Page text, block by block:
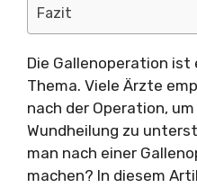
Fazit
Die Gallenoperation ist
Thema. Viele Ärzte
nach der Operation,
Wundheilung zu
man nach einer
machen? In diesem